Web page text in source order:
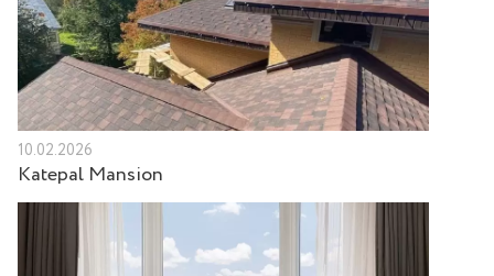
10.02.2026
Katepal Mansion